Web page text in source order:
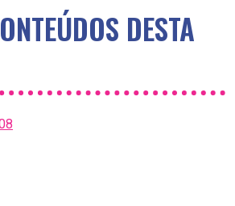
DESTA